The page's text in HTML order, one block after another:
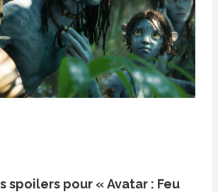
spoilers pour « Avatar : Feu